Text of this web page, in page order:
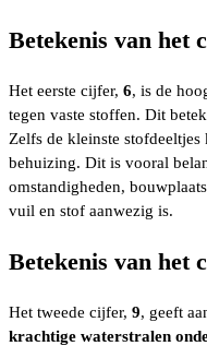
Betekenis van het
Het eerste cijfer, 6, is de
tegen vaste stoffen. Dit
Zelfs de kleinste
behuizing. Dit is vooral
omstandigheden,
vuil en stof aanwezig is.
Betekenis van het
Het tweede cijfer, 9, geeft
krachtige waterstralen